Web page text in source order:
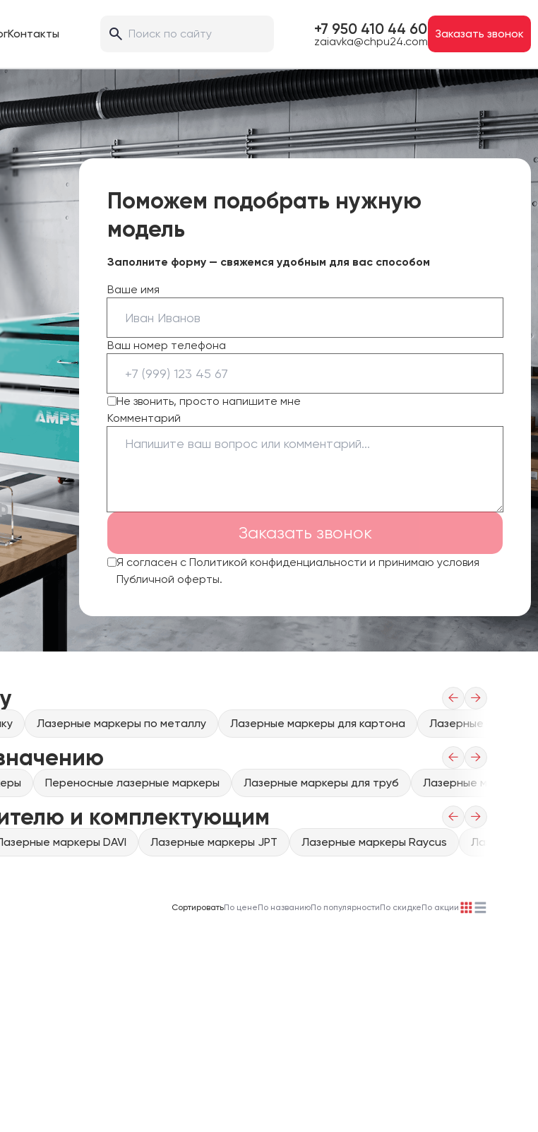
Контакты +7 950 410 44 60
zaiavka@chpu24.com
Заказать звонок
Поможем подобрать нужную
модель
Заполните форму — свяжемся удобным для вас способом
Ваше имя
Ваш номер телефона
Не звонить, просто напишите мне
Комментарий
Заказать звонок
Я согласен с Политикой конфиденциальности и принимаю условия
Публичной оферты.
← →
Лазерные маркеры по металлу Лазерные маркеры для картона Лазерные маркеры
← →
Переносные лазерные маркеры Лазерные маркеры для труб Лазерные маркеры
и комплектующим ← →
маркеры DAVI Лазерные маркеры JPT Лазерные маркеры Raycus Лазерные
СортироватьПо ценеПо названиюПо популярностиПо скидкеПо акции